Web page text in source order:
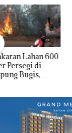
Belasan
Bulu